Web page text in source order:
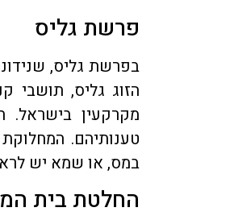
פרשת גליס
בפרשת גליס,
הזוג גליס, תושבי
מקרקעין
טענותיהם.
במס, או שמא יש
החלטת בית